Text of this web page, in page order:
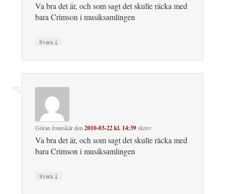
Va bra det är, och som sagt det skulle räcka med
bara Crimson i musiksamlingen
Svara ↓
Göran Joneskärden2010-03-22 kl. 14:39skrev:
Va bra det är, och som sagt det skulle räcka med
bara Crimson i musiksamlingen
Svara ↓